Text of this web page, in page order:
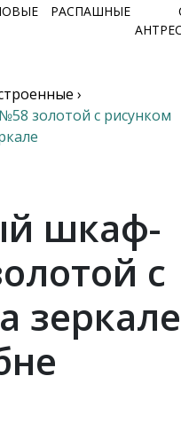
РАСПАШНЫЕ
›
золотой с рисунком
шкаф-
с
зеркале